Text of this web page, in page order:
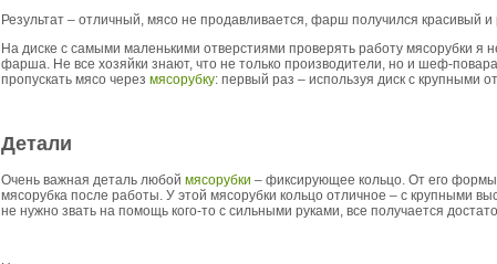
Результат – отличный, мясо не продавливается, фарш получился красивый и
На диске с самыми маленькими отверстиями проверять работу мясорубки я
фарша. Не все хозяйки знают, что не только производители, но и шеф-
пропускать мясо через мясорубку: первый раз – используя диск с крупными
Детали
Очень важная деталь любой мясорубки – фиксирующее кольцо. От его формы
мясорубка после работы. У этой мясорубки кольцо отличное – с крупными
не нужно звать на помощь кого-то с сильными руками, все получается